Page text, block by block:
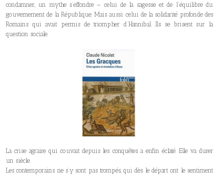
condamner, un mythe s’effondre – celui de la sagesse et de l’équilibre du
gouvernement de la République. Mais aussi celui de la solidarité profonde des
Romains qui avait permis de triompher d’Hannibal. Ils se brisent sur la
question sociale.
La crise agraire qui couvait depuis les conquêtes a enfin éclaté. Elle va durer
un siècle.
Les contemporains ne s’y sont pas trompés, qui dès le départ ont le sentiment